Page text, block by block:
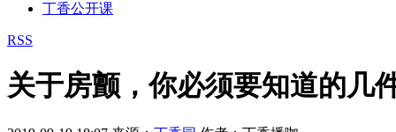
丁香公开课
RSS
关于房颤，你必须要知道的几